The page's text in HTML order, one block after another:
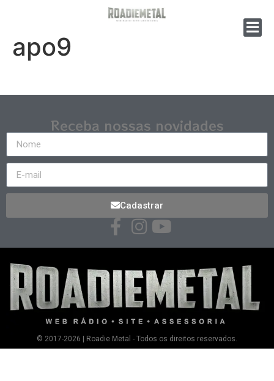
apo9
Receba nossas novidades
Cadastrar
© 2017-2026 | Roadie Metal - Todos os direitos reservados.